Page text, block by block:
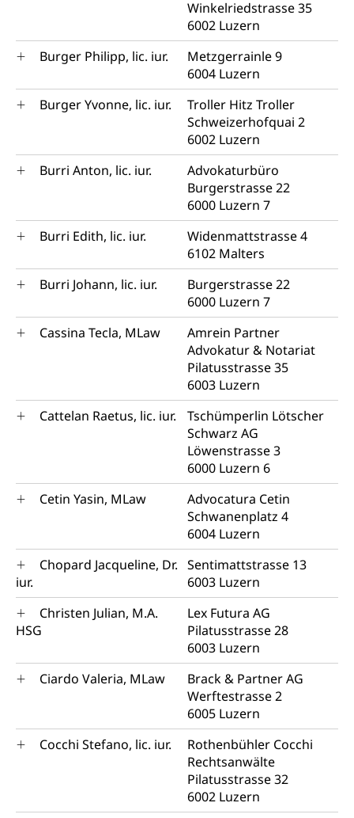
Winkelriedstrasse 35
6002 Luzern
Burger Philipp, lic. iur.
Metzgerrainle 9
6004 Luzern
Burger Yvonne, lic. iur.
Troller Hitz Troller
Schweizerhofquai 2
6002 Luzern
Burri Anton, lic. iur.
Advokaturbüro
Burgerstrasse 22
6000 Luzern 7
Burri Edith, lic. iur.
Widenmattstrasse 4
6102 Malters
Burri Johann, lic. iur.
Burgerstrasse 22
6000 Luzern 7
Cassina Tecla, MLaw
Amrein Partner
Advokatur & Notariat
Pilatusstrasse 35
6003 Luzern
Cattelan Raetus, lic. iur.
Tschümperlin Lötscher
Schwarz AG
Löwenstrasse 3
6000 Luzern 6
Cetin Yasin, MLaw
Advocatura Cetin
Schwanenplatz 4
6004 Luzern
Chopard Jacqueline, Dr.
iur.
Sentimattstrasse 13
6003 Luzern
Christen Julian, M.A.
HSG
Lex Futura AG
Pilatusstrasse 28
6003 Luzern
Ciardo Valeria, MLaw
Brack & Partner AG
Werftestrasse 2
6005 Luzern
Cocchi Stefano, lic. iur.
Rothenbühler Cocchi
Rechtsanwälte
Pilatusstrasse 32
6002 Luzern